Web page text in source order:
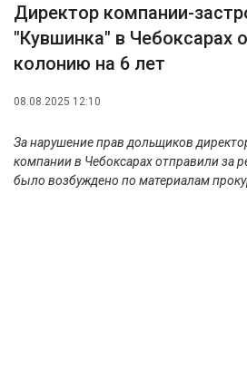
Директор компании-
"Кувшинка" в Чебоксарах
колонию на 6 лет
08.08.2025 12:10
За нарушение прав дольщиков
компании в Чебоксарах отправили за
было возбуждено по материалам